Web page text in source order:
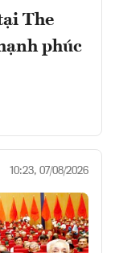
The
phúc
10:23, 07/08/2026